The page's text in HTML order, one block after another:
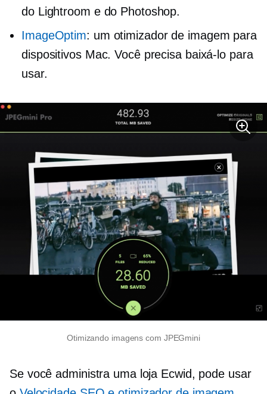
do Lightroom e do Photoshop.
ImageOptim: um otimizador de imagem para
dispositivos Mac. Você precisa baixá-lo para
usar.
Otimizando imagens com JPEGmini
Se você administra uma loja Ecwid, pode usar